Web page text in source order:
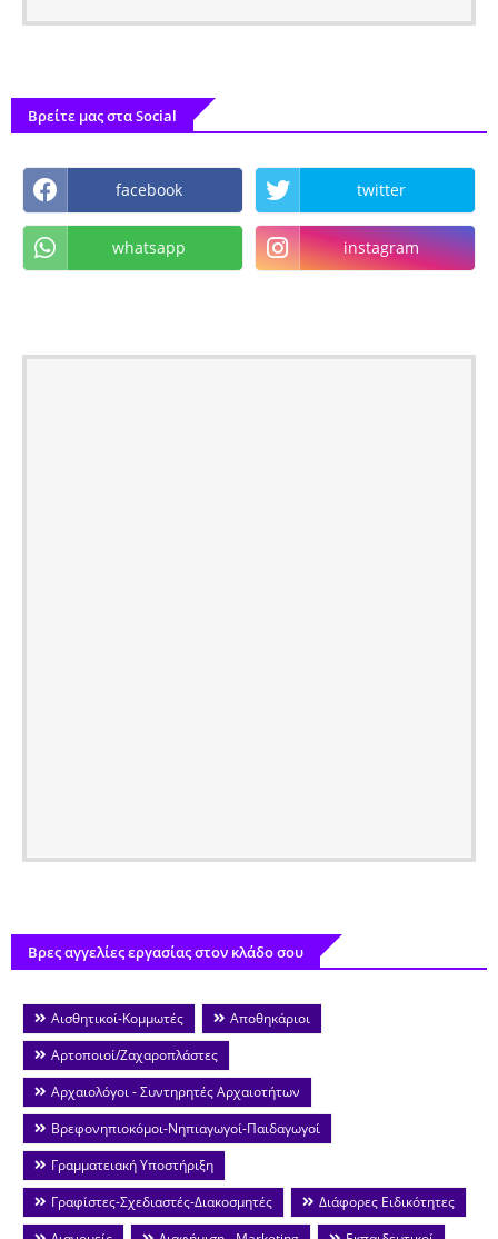
Βρείτε μας στα Social
facebook twitter
whatsapp instagram
Βρες αγγελίες εργασίας στον κλάδο σου
Αισθητικοί-Κομμωτές
Αποθηκάριοι
Αρτοποιοί/Ζαχαροπλάστες
Αρχαιολόγοι - Συντηρητές Αρχαιοτήτων
Βρεφονηπιοκόμοι-Νηπιαγωγοί-Παιδαγωγοί
Γραμματειακή Υποστήριξη
Γραφίστες-Σχεδιαστές-Διακοσμητές
Διάφορες Ειδικότητες